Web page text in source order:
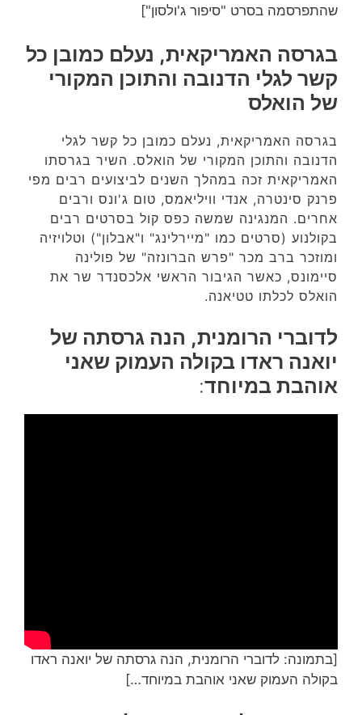
שהתפרסמה בסרט "סיפור ג'ולסון"]
בגרסה האמריקאית, נעלם כמובן כל
קשר לגלי הדנובה והתוכן המקורי
של הואלס
בגרסה האמריקאית, נעלם כמובן כל קשר לגלי
הדנובה והתוכן המקורי של הואלס. השיר בגרסתו
האמריקאית זכה במהלך השנים לביצועים רבים מפי
פרנק סינטרה, אנדי וויליאמס, טום ג'ונס ורבים
אחרים. המנגינה שמשה כפס קול בסרטים רבים
בקולנוע (סרטים כמו "מיירלינג" ו"אבלון") וטלויזיה
ומוזכר ברב מכר "פרש הברונזה" של פולינה
סיימונס, כאשר הגיבור הראשי אלכסנדר שר את
הואלס לכלתו טטיאנה.
לדוברי הרומנית, הנה גרסתה של
יואנה ראדו בקולה העמוק שאני
אוהבת במיוחד:
[בתמונה: לדוברי הרומנית, הנה גרסתה של יואנה ראדו
בקולה העמוק שאני אוהבת במיוחד…]